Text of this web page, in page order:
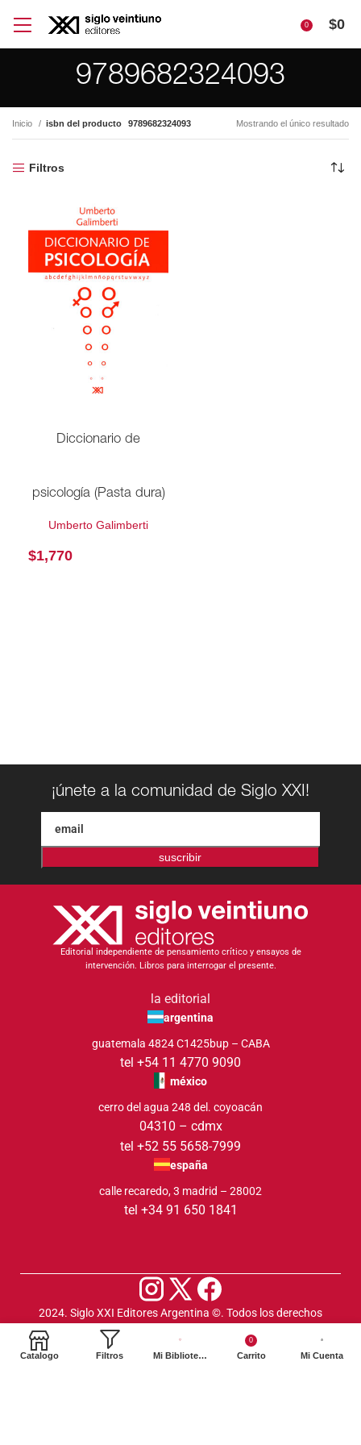
0 $0
9789682324093
Inicio isbn del producto 9789682324093 Mostrando el único resultado
Filtros
Diccionario de
psicología (Pasta dura)
Umberto Galimberti
$1,770
¡únete a la comunidad de Siglo XXI!
suscribir
Editorial independiente de pensamiento crítico y ensayos de
intervención. Libros para interrogar el presente.
la editorial
argentina
guatemala 4824 C1425bup – CABA
tel +54 11 4770 9090
méxico
cerro del agua 248 del. coyoacán
04310 – cdmx
tel +52 55 5658-7999
españa
calle recaredo, 3 madrid – 28002
tel +34 91 650 1841
2024. Siglo XXI Editores Argentina ©️. Todos los derechos
Catalogo Filtros Mi Biblioteca
0
Carrito Mi Cuenta